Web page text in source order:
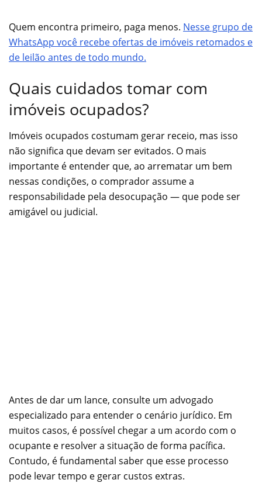
Quem encontra primeiro, paga menos. Nesse grupo de
WhatsApp você recebe ofertas de imóveis retomados e
de leilão antes de todo mundo.
Quais cuidados tomar com
imóveis ocupados?
Imóveis ocupados costumam gerar receio, mas isso
não significa que devam ser evitados. O mais
importante é entender que, ao arrematar um bem
nessas condições, o comprador assume a
responsabilidade pela desocupação — que pode ser
amigável ou judicial.
Antes de dar um lance, consulte um advogado
especializado para entender o cenário jurídico. Em
muitos casos, é possível chegar a um acordo com o
ocupante e resolver a situação de forma pacífica.
Contudo, é fundamental saber que esse processo
pode levar tempo e gerar custos extras.